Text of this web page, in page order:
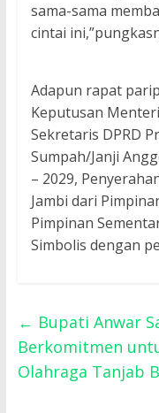
sama-sama
cintai
Adapun rapat
Keputusan
Sekretaris DPRD
Sumpah/Janji
– 2029,
Jambi dari
Pimpinan
Simbolis dengan
← Bupati Anwar
Berkomitmen
Olahraga Tanjab